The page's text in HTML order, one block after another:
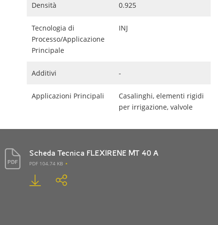
Densità 0.925
Tecnologia di
Processo/Applicazione
Principale
INJ
Additivi -
Applicazioni Principali
Casalinghi, elementi rigidi
per irrigazione, valvole
Scheda Tecnica FLEXIRENE MT 40 A
PDF 104.74 KB